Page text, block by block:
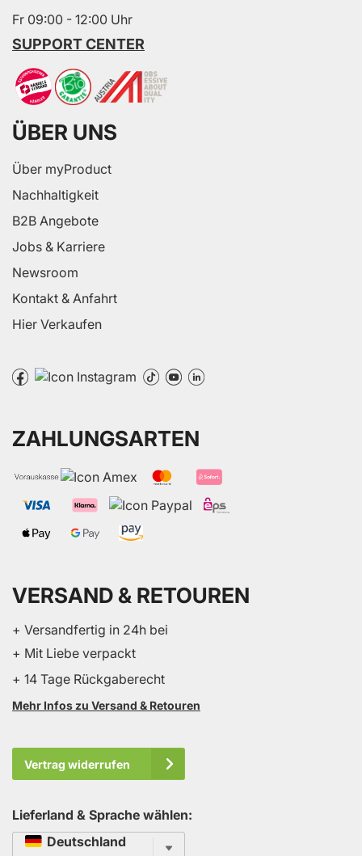
Fr 09:00 - 12:00 Uhr
SUPPORT CENTER
ÜBER UNS
Über myProduct
Nachhaltigkeit
B2B Angebote
Jobs & Karriere
Newsroom
Kontakt & Anfahrt
Hier Verkaufen
ZAHLUNGSARTEN
VERSAND & RETOUREN
+ Versandfertig in 24h bei
+ Mit Liebe verpackt
+ 14 Tage Rückgaberecht
Mehr Infos zu Versand & Retouren
Vertrag widerrufen
Lieferland & Sprache wählen:
SpracheDeutschland